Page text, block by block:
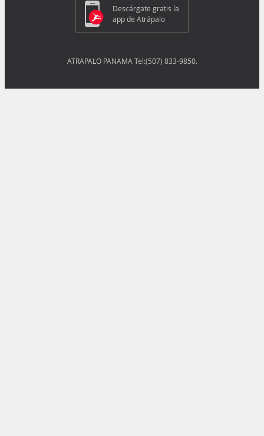
Descárgate gratis la
app de Atrápalo
ATRAPALO PANAMA Tel:(507) 833-9850.